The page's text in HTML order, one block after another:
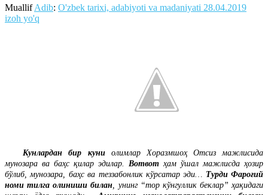
MuallifAdib: O'zbek tarixi, adabiyoti va madaniyati 28.04.2019
izoh yo'q
Кунлардан бир куниолимлар Хоразмшоҳ Отсиз мажлисида
мунозара ва баҳс қилар эдилар. Вотвот ҳам ўшал мажлисда ҳозир
бўлиб, мунозара, баҳс ва теззабонлик кўрсатар эди… Турди Фароғий
номи тилга олиниши билан , унинг “тор кўнгуллик беклар” ҳақидаги